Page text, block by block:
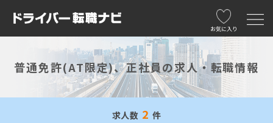
お気に入り
普通免許(AT限定)、正社員の求人・転職情報
求人数 2 件